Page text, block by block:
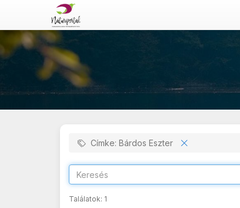
Címke: Bárdos Eszter
Találatok: 1